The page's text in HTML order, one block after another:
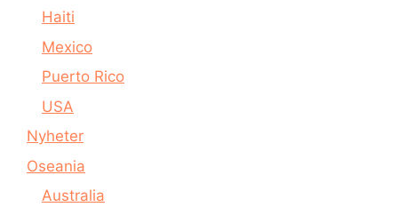
Haiti
Mexico
Puerto Rico
USA
Nyheter
Oseania
Australia